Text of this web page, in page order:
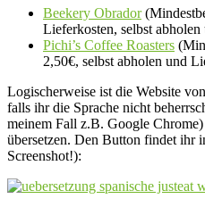
Beekery Obrador
Lieferkosten, selbst
Pichi’s Coffee Roasters
2,50€, selbst abholen und
Logischerweise ist die Website
falls ihr die Sprache nicht
meinem Fall z.B. Google
übersetzen. Den Button findet ihr
Screenshot!):